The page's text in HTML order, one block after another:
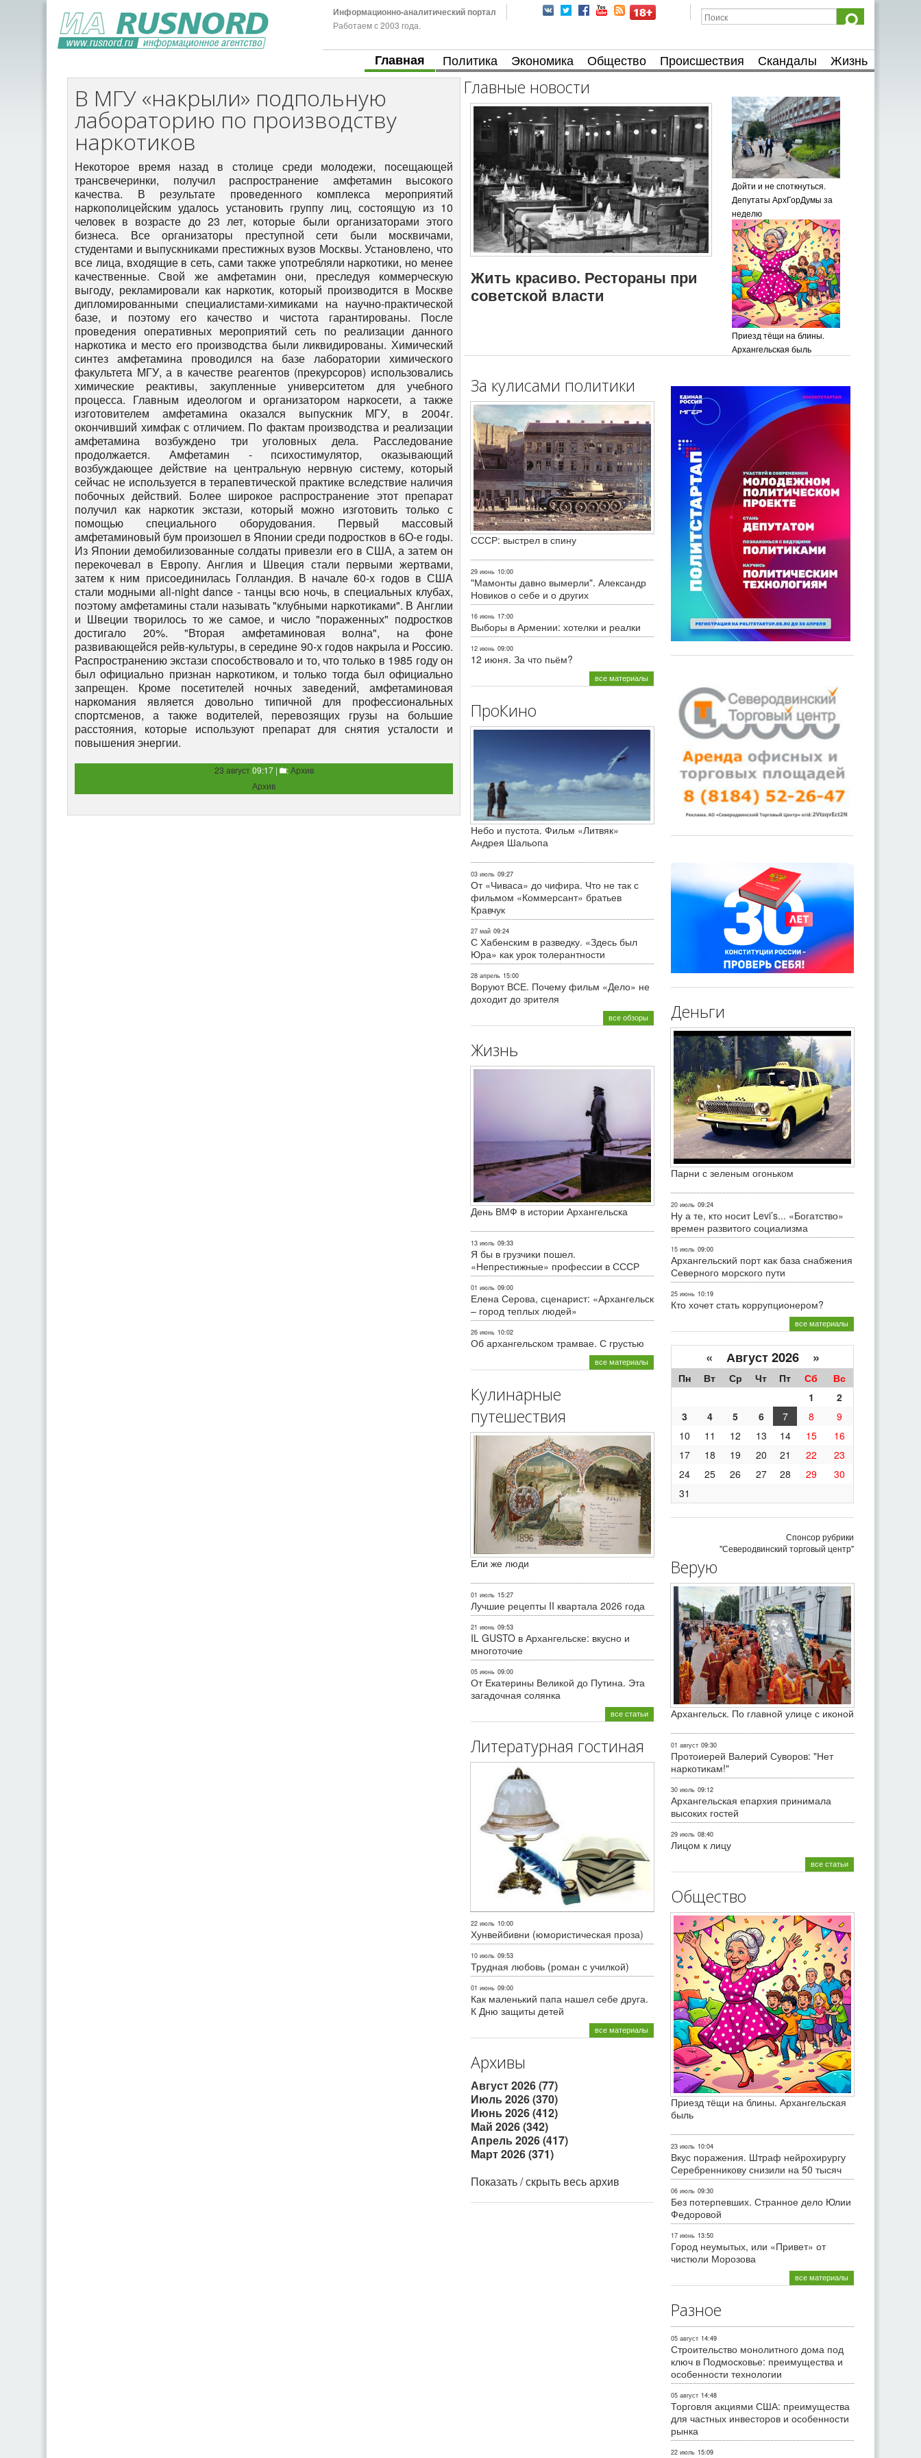
Информационно-аналитический портал
Работаем с 2003 года.
Главная Политика Экономика Общество Происшествия Скандалы Жизнь
В МГУ «накрыли» подпольную
лабораторию по производству
наркотиков
Некоторое время назад в столице среди молодежи, посещающей
трансвечеринки, получил распространение амфетамин высокого
качества. В результате проведенного комплекса мероприятий
наркополицейским удалось установить группу лиц, состоящую из 10
человек в возрасте до 23 лет, которые были организаторами этого
бизнеса. Все организаторы преступной сети были москвичами,
студентами и выпускниками престижных вузов Москвы. Установлено, что
все лица, входящие в сеть, сами также употребляли наркотики, но менее
качественные. Свой же амфетамин они, преследуя коммерческую
выгоду, рекламировали как наркотик, который производится в Москве
дипломированными специалистами-химиками на научно-практической
базе, и поэтому его качество и чистота гарантированы. После
проведения оперативных мероприятий сеть по реализации данного
наркотика и место его производства были ликвидированы. Химический
синтез амфетамина проводился на базе лаборатории химического
факультета МГУ, а в качестве реагентов (прекурсоров) использовались
химические реактивы, закупленные университетом для учебного
процесса. Главным идеологом и организатором наркосети, а также
изготовителем амфетамина оказался выпускник МГУ, в 2004г.
окончивший химфак с отличием. По фактам производства и реализации
амфетамина возбуждено три уголовных дела. Расследование
продолжается. Амфетамин - психостимулятор, оказывающий
возбуждающее действие на центральную нервную систему, который
сейчас не используется в терапевтической практике вследствие наличия
побочных действий. Более широкое распространение этот препарат
получил как наркотик экстази, который можно изготовить только с
помощью специального оборудования. Первый массовый
амфетаминовый бум произошел в Японии среди подростков в 6О-е годы.
Из Японии демобилизованные солдаты привезли его в США, а затем он
перекочевал в Европу. Англия и Швеция стали первыми жертвами,
затем к ним присоединилась Голландия. В начале 60-х годов в США
стали модными all-night dance - танцы всю ночь, в специальных клубах,
поэтому амфетамины стали называть "клубными наркотиками". В Англии
и Швеции творилось то же самое, и число "пораженных" подростков
достигало 20%. "Вторая амфетаминовая волна", на фоне
развивающейся рейв-культуры, в середине 90-х годов накрыла и Россию.
Распространению экстази способствовало и то, что только в 1985 году он
был официально признан наркотиком, и только тогда был официально
запрещен. Кроме посетителей ночных заведений, амфетаминовая
наркомания является довольно типичной для профессиональных
спортсменов, а также водителей, перевозящих грузы на большие
расстояния, которые используют препарат для снятия усталости и
повышения энергии.
23 август09:17 | :Архив
Архив
Главные новости
Жить красиво. Рестораны при
советской власти
Дойти и не споткнуться.
Депутаты АрхГорДумы за
неделю
Приезд тёщи на блины.
Архангельская быль
За кулисами политики
СССР: выстрел в спину
29 июнь 10:00
"Мамонты давно вымерли". Александр
Новиков о себе и о других
16 июнь 17:00
Выборы в Армении: хотелки и реалки
12 июнь 09:00
12 июня. За что пьём?
все материалы
ПроКино
Небо и пустота. Фильм «Литвяк»
Андрея Шальопа
03 июль 09:27
От «Чиваса» до чифира. Что не так с
фильмом «Коммерсант» братьев
Кравчук
27 май 09:24
С Хабенским в разведку. «Здесь был
Юра» как урок толерантности
28 апрель 15:00
Воруют ВСЕ. Почему фильм «Дело» не
доходит до зрителя
все обзоры
Жизнь
День ВМФ в истории Архангельска
13 июль 09:33
Я бы в грузчики пошел.
«Непрестижные» профессии в СССР
01 июль 09:00
Елена Серова, сценарист: «Архангельск
– город теплых людей»
26 июнь 10:02
Об архангельском трамвае. С грустью
все материалы
Кулинарные
путешествия
Ели же люди
01 июль 15:27
Лучшие рецепты II квартала 2026 года
21 июнь 09:53
IL GUSTO в Архангельске: вкусно и
многоточие
05 июнь 09:00
От Екатерины Великой до Путина. Эта
загадочная солянка
все статьи
Литературная гостиная
22 июль 10:00
Хунвейбивни (юмористическая проза)
10 июль 09:53
Трудная любовь (роман с училкой)
01 июнь 09:00
Как маленький папа нашел себе друга.
К Дню защиты детей
все материалы
Архивы
Август 2026 (77)
Июль 2026 (370)
Июнь 2026 (412)
Май 2026 (342)
Апрель 2026 (417)
Март 2026 (371)
Показать / скрыть весь архив
Деньги
Парни с зеленым огоньком
20 июль 09:24
Ну а те, кто носит Levi’s... «Богатство»
времен развитого социализма
15 июль 09:00
Архангельский порт как база снабжения
Северного морского пути
25 июнь 10:19
Кто хочет стать коррупционером?
все материалы
« Август 2026 »
Пн Вт Ср Чт Пт Сб
Вс
1
2
3
4 5 6 7 8
9
10
11 12 13 14 15
16
17
18 19 20 21 22
23
24
25 26 27 28 29
30
31
Спонсор рубрики
"Северодвинский торговый центр"
Верую
Архангельск. По главной улице с иконой
01 август 09:30
Протоиерей Валерий Суворов: "Нет
наркотикам!"
30 июль 09:12
Архангельская епархия принимала
высоких гостей
29 июль 08:40
Лицом к лицу
все статьи
Общество
Приезд тёщи на блины. Архангельская
быль
23 июль 10:04
Вкус поражения. Штраф нейрохирургу
Серебренникову снизили на 50 тысяч
06 июль 09:30
Без потерпевших. Странное дело Юлии
Федоровой
17 июнь 13:50
Город неумытых, или «Привет» от
чистюли Морозова
все материалы
Разное
05 август 14:49
Строительство монолитного дома под
ключ в Подмосковье: преимущества и
особенности технологии
05 август 14:48
Торговля акциями США: преимущества
для частных инвесторов и особенности
рынка
22 июль 15:09